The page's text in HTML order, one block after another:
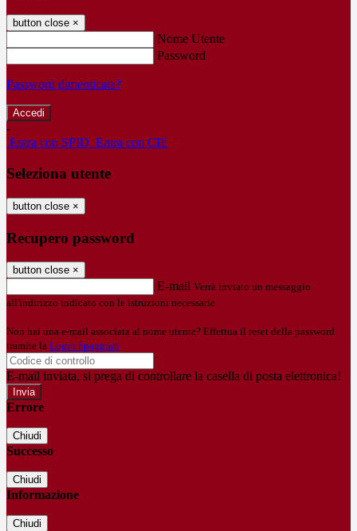
button close ×
Nome Utente
Password
Password dimenticata?
-
Entra con SPID Entra con CIE
Seleziona utente
button close ×
Recupero password
button close ×
E-mail Verrà inviato un messaggio
all'indirizzo indicato con le istruzioni necessarie.
Non hai una e-mail associata al nome utente? Effettua il reset della password
tramite la Login Spaggiari
E-mail inviata, si prega di controllare la casella di posta elettronica!
Errore
Chiudi
Successo
Chiudi
Informazione
Chiudi